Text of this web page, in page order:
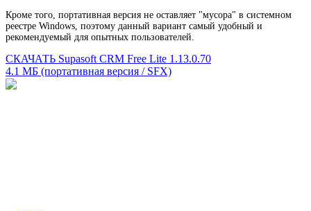
Кроме того, портативная версия не оставляет "мусора" в системном
реестре Windows, поэтому данный вариант самый удобный и
рекомендуемый для опытных пользователей.
СКАЧАТЬ Supasoft CRM Free Lite 1.13.0.70
4.1 МБ (портативная версия / SFX)